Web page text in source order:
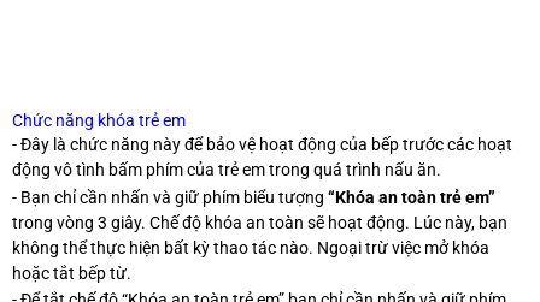
Chức năng khóa trẻ em
- Đây là chức năng này để bảo vệ hoạt động của bếp trước các hoạt
động vô tình bấm phím của trẻ em trong quá trình nấu ăn.
- Bạn chỉ cần nhấn và giữ phím biểu tượng “Khóa an toàn trẻ em”
trong vòng 3 giây. Chế độ khóa an toàn sẽ hoạt động. Lúc này, bạn
không thể thực hiện bất kỳ thao tác nào. Ngoại trừ việc mở khóa
hoặc tắt bếp từ.